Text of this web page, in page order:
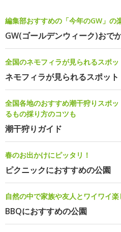
編集部おすすめの「今年のGW」の
GW(ゴールデンウィーク)おで
全国のネモフィラが見られるスポ
ネモフィラが見られるスポット
全国各地のおすすめ潮干狩りスポ
るもの採り方のコツも
潮干狩りガイド
春のお出かけにピッタリ！
ピクニックにおすすめの公園
自然の中で家族や友人とワイワイ楽
BBQにおすすめの公園